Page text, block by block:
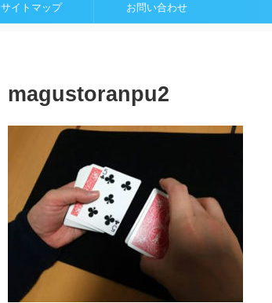
サイトマップ お問い合わせ
magustoranpu2